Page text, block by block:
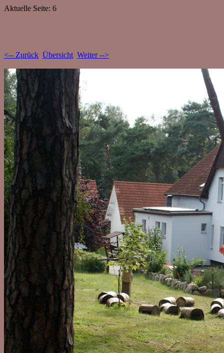
Aktuelle Seite: 6
<-- Zurück Übersicht Weiter -->